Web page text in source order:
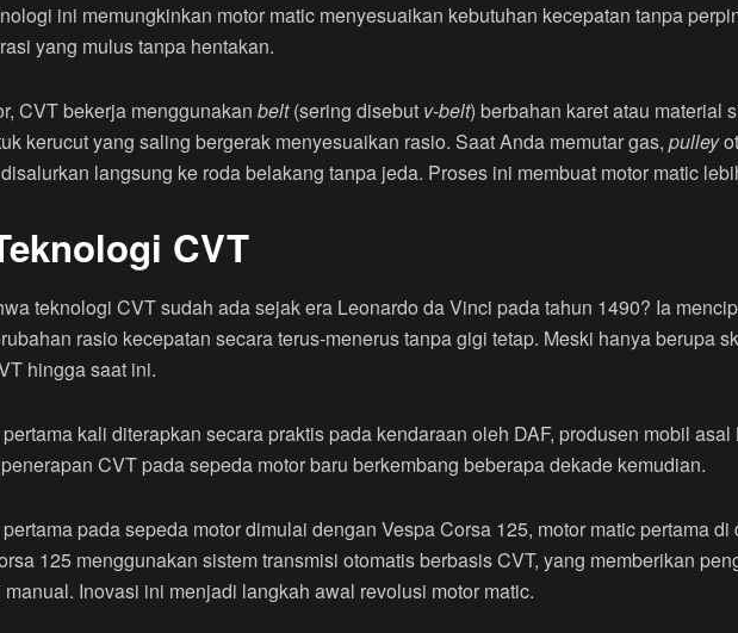
ini memungkinkan motor matic menyesuaikan kebutuhan kecepatan tanpa
yang mulus tanpa hentakan.
CVT bekerja menggunakan belt(sering disebut v-belt) berbahan karet atau material
kerucut yang saling bergerak menyesuaikan rasio. Saat Anda memutar gas, pulley
langsung ke roda belakang tanpa jeda. Proses ini membuat motor matic
CVT
teknologi CVT sudah ada sejak era Leonardo da Vinci pada tahun 1490? Ia
rasio kecepatan secara terus-menerus tanpa gigi tetap. Meski hanya berupa
hingga saat ini.
kali diterapkan secara praktis pada kendaraan oleh DAF, produsen mobil
CVT pada sepeda motor baru berkembang beberapa dekade kemudian.
pada sepeda motor dimulai dengan Vespa Corsa 125, motor matic pertama
125 menggunakan sistem transmisi otomatis berbasis CVT, yang memberikan
Inovasi ini menjadi langkah awal revolusi motor matic.